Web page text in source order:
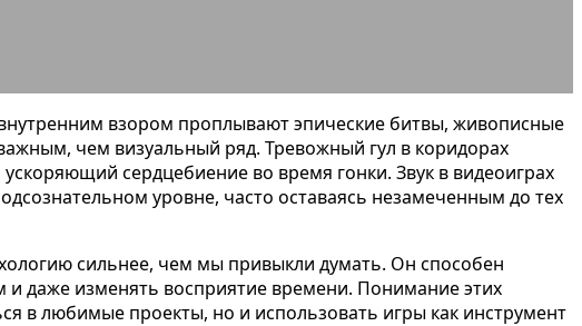
взором проплывают эпические битвы, живописные
чем визуальный ряд. Тревожный гул в коридорах
сердцебиение во время гонки. Звук в видеоиграх
уровне, часто оставаясь незамеченным до тех
сильнее, чем мы привыкли думать. Он способен
даже изменять восприятие времени. Понимание этих
в любимые проекты, но и использовать игры как инструмент